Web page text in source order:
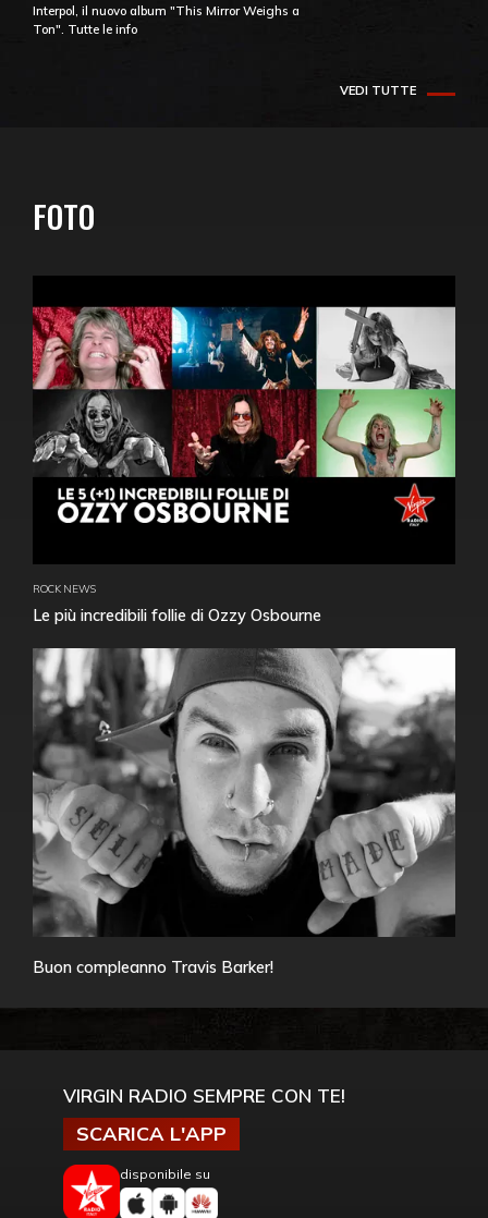
Interpol, il nuovo album "This Mirror Weighs a
Ton". Tutte le info
VEDI TUTTE
FOTO
ROCK NEWS
Le più incredibili follie di Ozzy Osbourne
Buon compleanno Travis Barker!
VIRGIN RADIO SEMPRE CON TE!
SCARICA L'APP
disponibile su